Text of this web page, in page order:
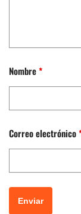
Nombre*
Correo electrónico